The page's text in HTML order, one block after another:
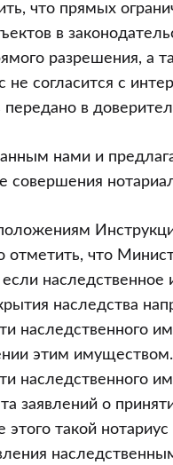
что прямых
в
разрешения,
не согласится с
в
нами и
совершения
отметить, что
наследства
наследственного
этим
наследственного
заявлений о
такой